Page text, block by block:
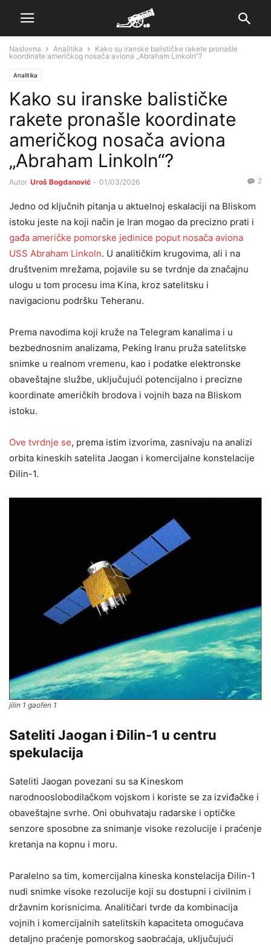
Naslovna Analitika
Kako su iranske balističke rakete pronašle
koordinate američkog nosača aviona „Abraham Linkoln“?
Analitika
Kako su iranske balističke
rakete pronašle koordinate
američkog nosača aviona
„Abraham Linkoln“?
Autor Uroš Bogdanović - 01/03/2026 2
Jedno od ključnih pitanja u aktuelnoj eskalaciji na Bliskom
istoku jeste na koji način je Iran mogao da precizno prati i
gađa američke pomorske jedinice poput nosača aviona
USS Abraham Linkoln. U analitičkim krugovima, ali i na
društvenim mrežama, pojavile su se tvrdnje da značajnu
ulogu u tom procesu ima Kina, kroz satelitsku i
navigacionu podršku Teheranu.
Prema navodima koji kruže na Telegram kanalima i u
bezbednosnim analizama, Peking Iranu pruža satelitske
snimke u realnom vremenu, kao i podatke elektronske
obaveštajne službe, uključujući potencijalno i precizne
koordinate američkih brodova i vojnih baza na Bliskom
istoku.
Ove tvrdnje se, prema istim izvorima, zasnivaju na analizi
orbita kineskih satelita Jaogan i komercijalne konstelacije
Đilin-1.
jilin 1 gaofen 1
Sateliti Jaogan i Đilin-1 u centru
spekulacija
Sateliti Jaogan povezani su sa Kineskom
narodnooslobodilačkom vojskom i koriste se za izviđačke i
obaveštajne svrhe. Oni obuhvataju radarske i optičke
senzore sposobne za snimanje visoke rezolucije i praćenje
kretanja na kopnu i moru.
Paralelno sa tim, komercijalna kineska konstelacija Đilin-1
nudi snimke visoke rezolucije koji su dostupni i civilnim i
državnim korisnicima. Analitičari tvrde da kombinacija
vojnih i komercijalnih satelitskih kapaciteta omogućava
detaljno praćenje pomorskog saobraćaja, uključujući